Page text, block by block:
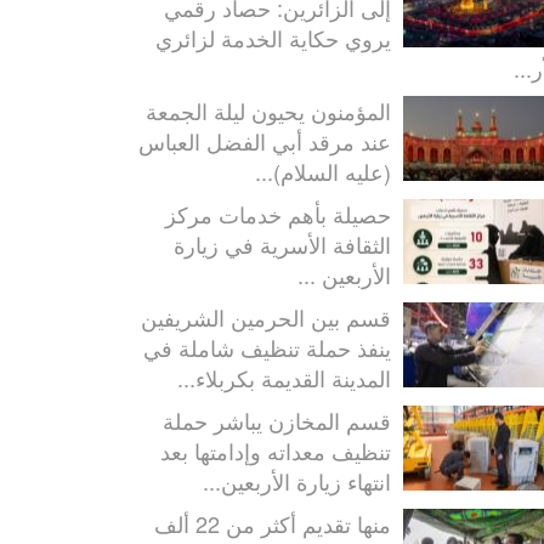
إلى الزائرين: حصاد رقمي
يروي حكاية الخدمة لزائري
المؤمنون يحيون ليلة الجمعة
عند مرقد أبي الفضل العباس
(عليه السلام)...
حصيلة بأهم خدمات مركز
الثقافة الأسرية في زيارة
الأربعين ...
قسم بين الحرمين الشريفين
ينفذ حملة تنظيف شاملة في
المدينة القديمة بكربلاء...
قسم المخازن يباشر حملة
تنظيف معداته وإدامتها بعد
انتهاء زيارة الأربعين...
منها تقديم أكثر من 22 ألف